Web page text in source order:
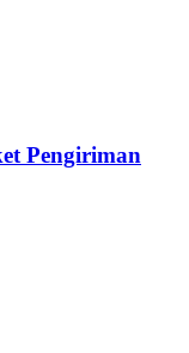
Pengiriman